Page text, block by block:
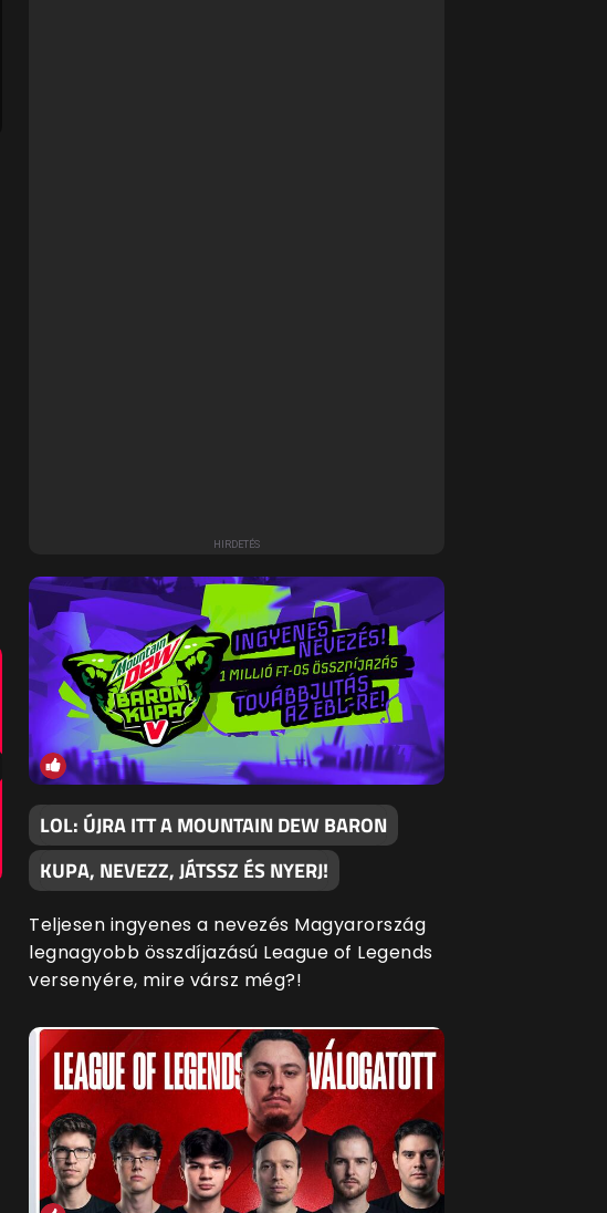
LOL: ÚJRA ITT A MOUNTAIN DEW BARON
KUPA, NEVEZZ, JÁTSSZ ÉS NYERJ!
Teljesen ingyenes a nevezés Magyarország
legnagyobb összdíjazású League of Legends
versenyére, mire vársz még?!